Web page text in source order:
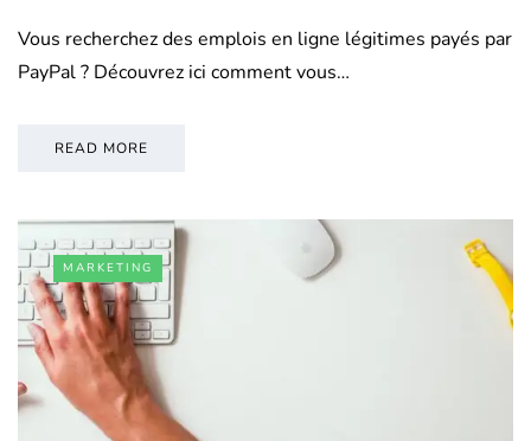
Vous recherchez des emplois en ligne légitimes payés par
PayPal ? Découvrez ici comment vous…
READ MORE
MARKETING